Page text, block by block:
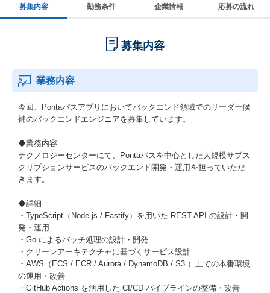
募集内容 勤務条件 企業情報 応募の流れ
募集内容
業務内容
今回、Pontaパスアプリにおいてバックエンド領域でのリーダー候
補のバックエンドエンジニアを募集しています。
◆業務内容
テクノロジーセンターにて、Pontaパスを中心とした大規模サブス
クリプションサービスのバックエンド開発・運用を担っていただ
きます。
◆詳細
・TypeScript（Node.js / Fastify）を用いた REST API の設計・開
発・運用
・Go によるバッチ処理の設計・開発
・クリーンアーキテクチャに基づくサービス設計
・AWS（ECS / ECR / Aurora / DynamoDB / S3 ）上での本番環境
の運用・改善
・GitHub Actions を活用した CI/CD パイプラインの整備・改善